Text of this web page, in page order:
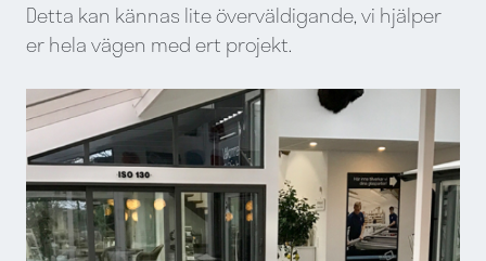
Detta kan kännas lite överväldigande, vi hjälper
er hela vägen med ert projekt.